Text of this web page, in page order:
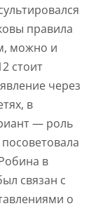
правила
можно и
стоит
через
в
— роль
в
связан с
о